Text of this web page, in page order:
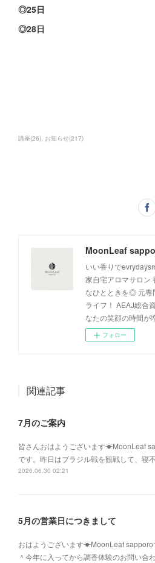
◎25日
◎28日
講座(26) お知らせ(217)
いい香りで
家自宅アロマサロン
なひとときを◎ 元専
ライフ！ AEAJ総合
なたの笑顔の時間
フォロー
関連記事
7月のご案内
皆さんおはようございます☀MoonLeaf
です。昨日はブラジル戦を観戦して、寝
2026.06.30 02:21
5月の営業日につきまして
おはようございます☀MoonLeaf sapporo
＾今年に入ってから調香体験のお問い合